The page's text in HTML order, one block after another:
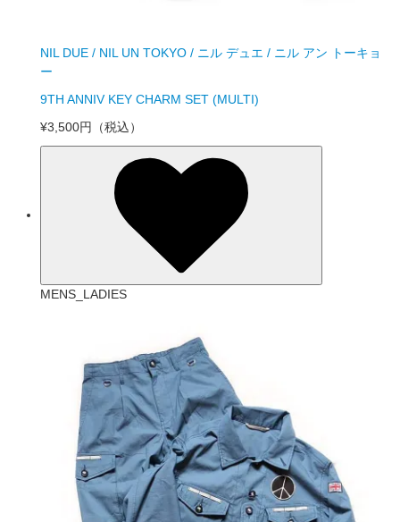
NIL DUE / NIL UN TOKYO / ニル デュエ / ニル アン トーキョ
ー
9TH ANNIV KEY CHARM SET (MULTI)
¥3,500円
（税込）
MENS_LADIES